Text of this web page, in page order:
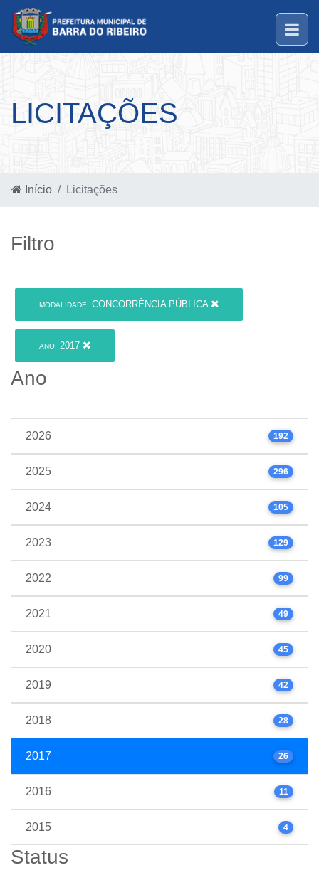
LICITAÇÕES
Início Licitações
Filtro
MODALIDADE: CONCORRÊNCIA PÚBLICA
ANO: 2017
Ano
2026 192
2025 296
2024 105
2023 129
2022 99
2021 49
2020 45
2019 42
2018 28
2017 26
2016 11
2015 4
Status